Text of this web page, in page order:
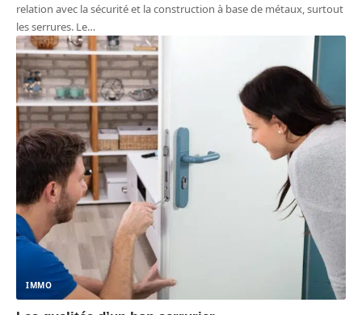
relation avec la sécurité et la construction à base de métaux, surtout
les serrures. Le…
IMMO